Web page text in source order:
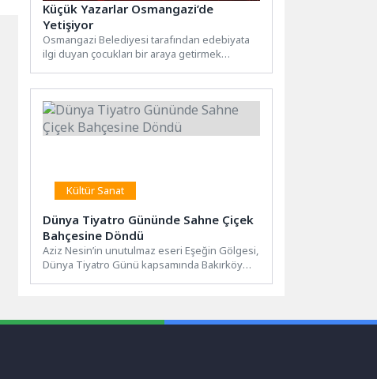
Küçük Yazarlar Osmangazi’de
Yetişiyor
Osmangazi Belediyesi tarafından edebiyata
ilgi duyan çocukları bir araya getirmek
Kültür Sanat
Dünya Tiyatro Gününde Sahne Çiçek
Bahçesine Döndü
Aziz Nesin’in unutulmaz eseri Eşeğin Gölgesi,
Dünya Tiyatro Günü kapsamında Bakırköy